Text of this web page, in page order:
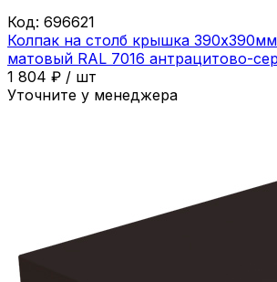
Код: 696621
Колпак на столб крышка
матовый RAL 7016 антрацитово-
1 804 ₽ / шт
Уточните у менеджера